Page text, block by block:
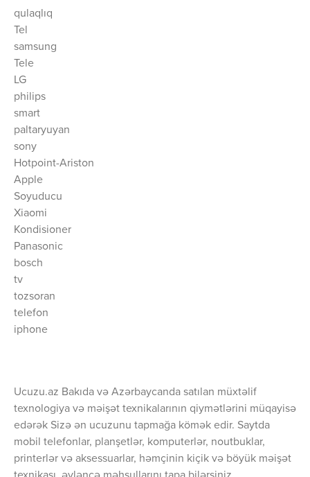
qulaqlıq
Tel
samsung
Tele
LG
philips
smart
paltaryuyan
sony
Hotpoint-Ariston
Apple
Soyuducu
Xiaomi
Kondisioner
Panasonic
bosch
tv
tozsoran
telefon
iphone
Ucuzu.az Bakıda və Azərbaycanda satılan müxtəlif
texnologiya və məişət texnikalarının qiymətlərini müqayisə
edərək Sizə ən ucuzunu tapmağa kömək edir. Saytda
mobil telefonlar, planşetlər, komputerlər, noutbuklar,
printerlər və aksessuarlar, həmçinin kiçik və böyük məişət